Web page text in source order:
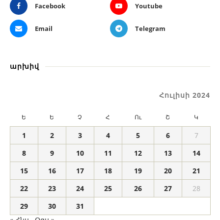
Facebook Youtube
Email Telegram
արխիվ
Հուլիսի 2024
Ե Ե Չ Հ Ու Շ Կ
1 2 3 4 5 6
7
8
9 10 11 12 13
14
15
16 17 18 19 20
21
22
23 24 25 26 27
28
29
30
31